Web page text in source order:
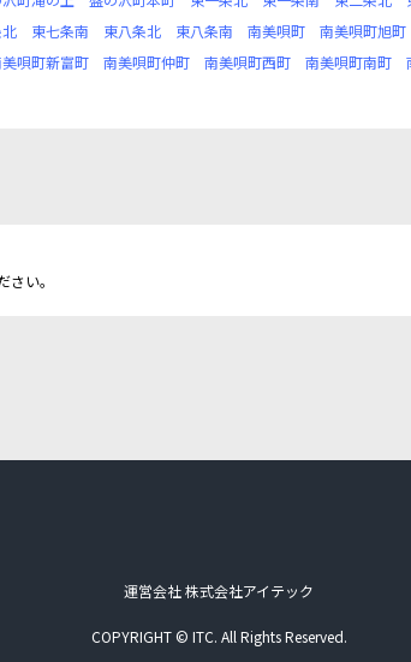
東七条南 東八条北 東八条南 南美唄町 南美唄町旭町
唄町新富町 南美唄町仲町 南美唄町西町 南美唄町南町
い。
運営会社 株式会社アイテック
COPYRIGHT © ITC. All Rights Reserved.